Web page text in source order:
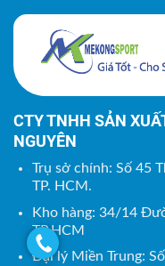
CTY TNHH SẢN
NGUYÊN
Trụ sở chính: Số 45
TP. HCM.
Kho hàng: 34/14
TP.HCM
Đại lý Miền Trung: